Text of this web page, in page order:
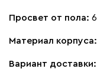
Просвет от пола:
Материал корпуса:
Вариант доставки: